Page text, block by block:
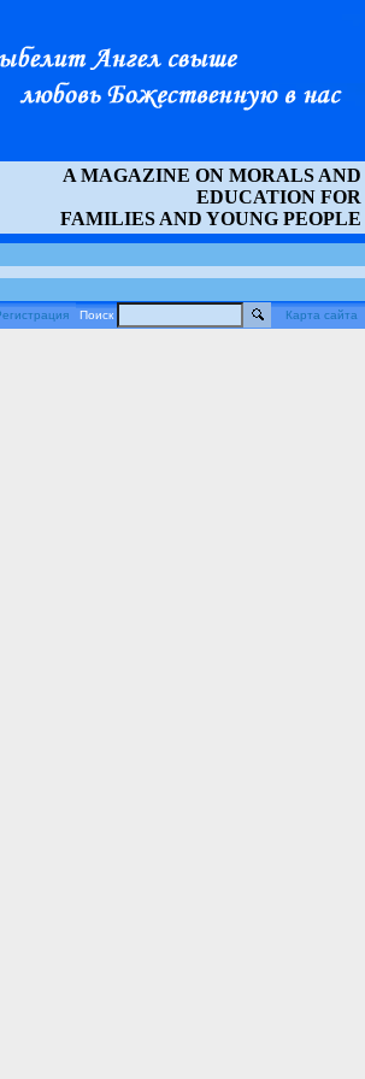
A MAGAZINE ON MORALS AND
EDUCATION FOR
FAMILIES AND YOUNG PEOPLE
Поиск Карта сайта